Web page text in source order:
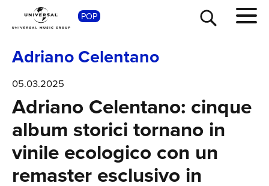
POP
Adriano Celentano
05.03.2025
Adriano Celentano: cinque
album storici tornano in
vinile ecologico con un
remaster esclusivo in